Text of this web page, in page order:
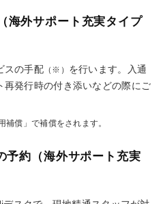
海外サポート充実タイプ
スの手配 （※） を行います。入通
再発行時の付き添いなどの際にご
償」で補償をされます。
予約（海外サポート充実